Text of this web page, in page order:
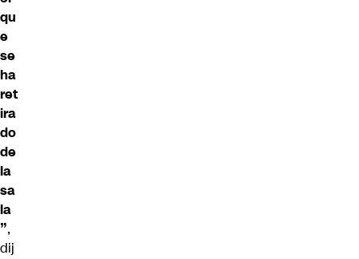
qu
e
se
ha
ret
ira
do
de
la
sa
la
”,
dij